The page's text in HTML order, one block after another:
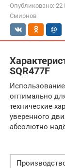
Опубликовано: 22
Смирнов
SQR477F
Использование
оптимально
технические
уверенного
абсолютно